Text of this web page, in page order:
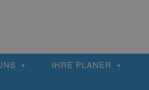
IHRE PLANER